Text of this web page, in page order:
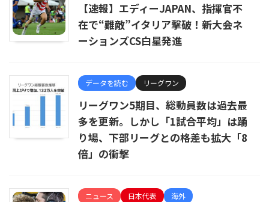
【速報】エディーJAPAN、指揮官不
在で“難敵”イタリア撃破！新大会ネ
ーションズCS白星発進
データを読む リーグワン
リーグワン5期目、総動員数は過去最
多を更新。しかし「1試合平均」は踊
り場、下部リーグとの格差も拡大「8
倍」の衝撃
ニュース 日本代表 海外